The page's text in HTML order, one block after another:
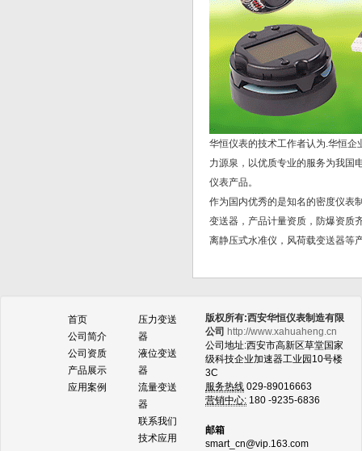
华恒仪表的技术工作者认为.华恒
力源泉，以优质专业的服务为我国
仪表产品。
作为国内优秀的是知名的密度仪表
变送器，产品计量资质，防爆资质
离静压式水准仪，风荷载变送器等
首页
公司简介
公司资质
产品展示
应用案例
压力变送
器
液位变送
器
流量变送
器
联系我们
技术应用
版权所有:西安华恒仪表制造有限
公司 http://www.xahuaheng.cn
公司地址:西安市高新区草堂国家
级科技企业加速器工业园10号楼
3C
服务热线 029-89016663
营销中心: 180 -9235-6836
邮箱
smart_cn@vip.163.com